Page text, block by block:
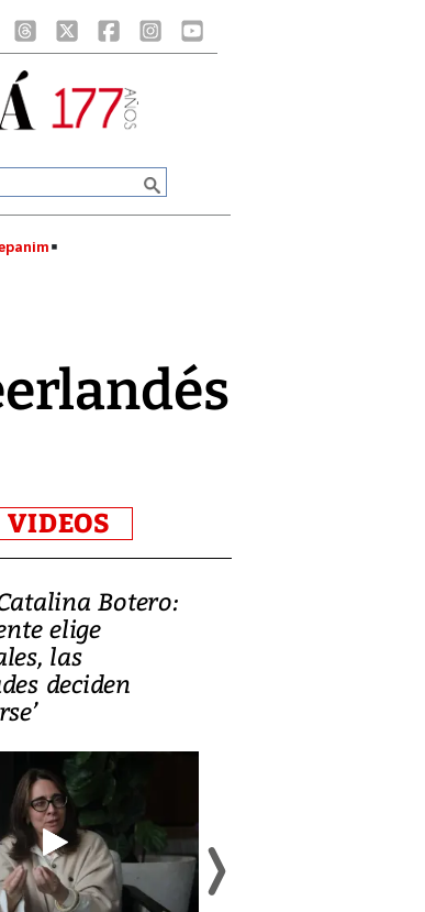
VIDEOS
Botero:
elige
las
deciden